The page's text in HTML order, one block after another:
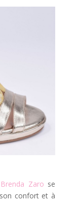
Zaro se
confort et à